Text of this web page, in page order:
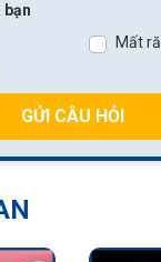
Mất
GỬI CÂU HỎI